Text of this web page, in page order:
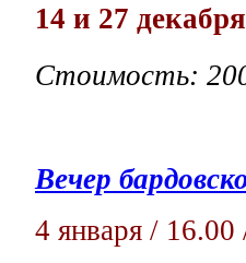
14 и 27
Стоимость:
Вечер
4 января /